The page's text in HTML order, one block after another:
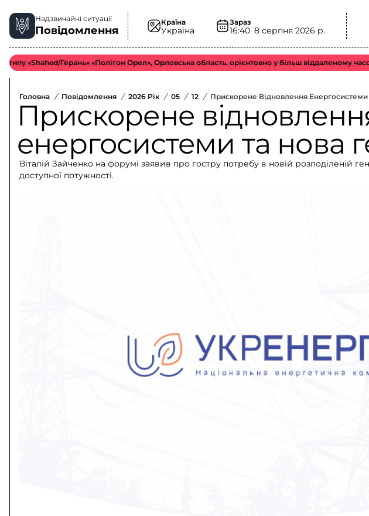
Надзвичайні ситуації
Повідомлення
Країна
Україна
Зараз
16:40 8 серпня 2026 р.
Герань» «Полігон Орел», Орловська область. орієнтовно у більш віддаленому часовому
Головна / Повідомлення / 2026 Рік / 05 / 12 / Прискорене Відновлення Енергосистеми
Прискорене
енергосистеми та нова
Віталій Зайченко на форумі заявив про гостру потребу в новій розподіленій
доступної потужності.